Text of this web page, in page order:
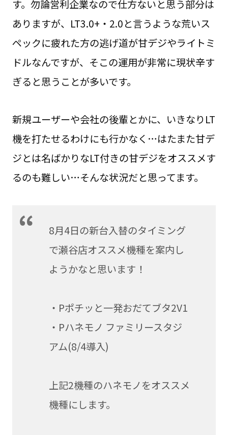
す。勿論営利企業なので仕方ないと思う部分は
ありますが、LT3.0+・2.0と言うような荒いス
ペックに疲れた方の逃げ道が甘デジやライトミ
ドルなんですが、そこの運用が非常に現状辛す
ぎると思うことが多いです。
新規ユーザーや会社の後輩とかに、いきなりLT
機を打たせるわけにも行かなく…はたまた甘デ
ジとは名ばかりなLT付きの甘デジをオススメす
るのも難しい…そんな状況だと思ってます。
8月4日の新台入替のタイミング
で瀬谷店オススメ機種を案内し
ようかなと思います！
・Pポチッと一発おだてブタ2V1
・Pハネモノ ファミリースタジ
アム(8/4導入)
上記2機種のハネモノをオススメ
機種にします。